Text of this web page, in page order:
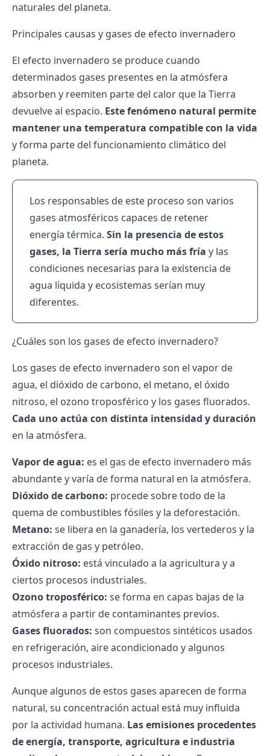
naturales del planeta.
Principales causas y gases de efecto invernadero
El efecto invernadero se produce cuando
determinados gases presentes en la atmósfera
absorben y reemiten parte del calor que la Tierra
devuelve al espacio. Este fenómeno natural permite
mantener una temperatura compatible con la vida
y forma parte del funcionamiento climático del
planeta.
Los responsables de este proceso son varios
gases atmosféricos capaces de retener
energía térmica. Sin la presencia de estos
gases, la Tierra sería mucho más fría y las
condiciones necesarias para la existencia de
agua líquida y ecosistemas serían muy
diferentes.
¿Cuáles son los gases de efecto invernadero?
Los gases de efecto invernadero son el vapor de
agua, el dióxido de carbono, el metano, el óxido
nitroso, el ozono troposférico y los gases fluorados.
Cada uno actúa con distinta intensidad y duración
en la atmósfera.
Vapor de agua: es el gas de efecto invernadero más
abundante y varía de forma natural en la atmósfera.
Dióxido de carbono: procede sobre todo de la
quema de combustibles fósiles y la deforestación.
Metano: se libera en la ganadería, los vertederos y la
extracción de gas y petróleo.
Óxido nitroso: está vinculado a la agricultura y a
ciertos procesos industriales.
Ozono troposférico: se forma en capas bajas de la
atmósfera a partir de contaminantes previos.
Gases fluorados: son compuestos sintéticos usados
en refrigeración, aire acondicionado y algunos
procesos industriales.
Aunque algunos de estos gases aparecen de forma
natural, su concentración actual está muy influida
por la actividad humana. Las emisiones procedentes
de energía, transporte, agricultura e industria